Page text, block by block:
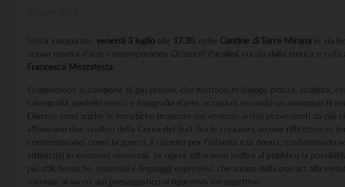
Verrà inaugurata venerdì 3 luglio alle 17.30 , nelle Cantine di Torre Mirana in via
nuova mostra d’arte contemporanea Orizzonti Paralleli, curata dalla storica e
Francesca Mezzatesta.
L’esposizione si compone di più sezioni, che mettono in dialogo pittura, scultura,
calcografia, pastello secco e fotografia d’arte, accostati secondo un armonico fil
Diverse sono anche le tematiche proposte dai ventuno artisti provenienti da più
affiancano due scultori della Corea del Sud. Tra le creazioni, alcune riflettono su
contemporanei come la guerra, il rispetto per l’infanzia e la donna, trasformando
intimistici in emozioni universali. Le opere offriranno inoltre al pubblico la
più stili, tecniche, materiali e linguaggi espressivi, che vanno dalla pop art alla
surreale al sacro, dal paesaggistico al figurativo introspettivo.